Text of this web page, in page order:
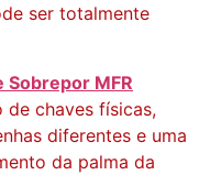
ser totalmente
Sobrepor MFR
de chaves físicas,
diferentes e uma
da palma da